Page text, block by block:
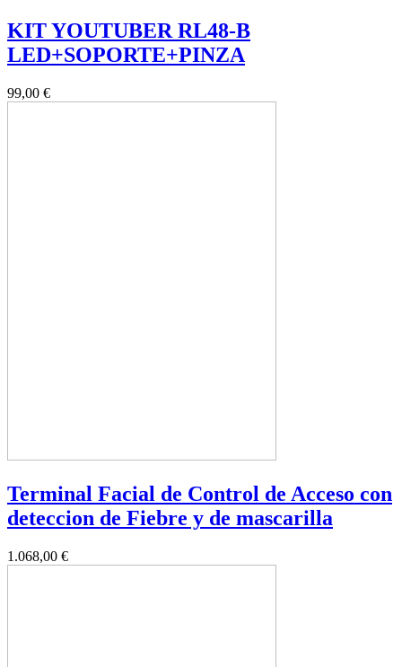
KIT YOUTUBER RL48-B
LED+SOPORTE+PINZA
99,00 €
Terminal Facial de Control de Acceso con
deteccion de Fiebre y de mascarilla
1.068,00 €